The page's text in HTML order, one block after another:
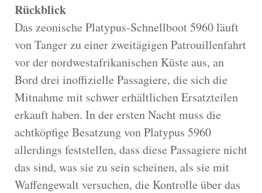
Rückblick
Das zeonische Platypus-Schnellboot 5960 läuft
von Tanger zu einer zweitägigen Patrouillenfahrt
vor der nordwestafrikanischen Küste aus, an
Bord drei inoffizielle Passagiere, die sich die
Mitnahme mit schwer erhältlichen Ersatzteilen
erkauft haben. In der ersten Nacht muss die
achtköpfige Besatzung von Platypus 5960
allerdings feststellen, dass diese Passagiere nicht
das sind, was sie zu sein scheinen, als sie mit
Waffengewalt versuchen, die Kontrolle über das